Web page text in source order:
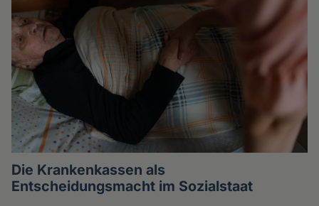
Die Krankenkassen als
Entscheidungsmacht im Sozialstaat